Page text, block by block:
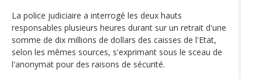
La police judiciaire a interrogé les deux hauts
responsables plusieurs heures durant sur un retrait d'une
somme de dix millions de dollars des caisses de l'Etat,
selon les mêmes sources, s'exprimant sous le sceau de
l'anonymat pour des raisons de sécurité.